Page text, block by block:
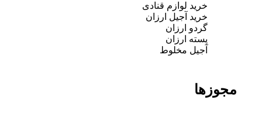
خرید لوازم قنادی
خرید آجیل ارزان
گردو ارزان
پسته ارزان
آجیل مخلوط
مجوزها